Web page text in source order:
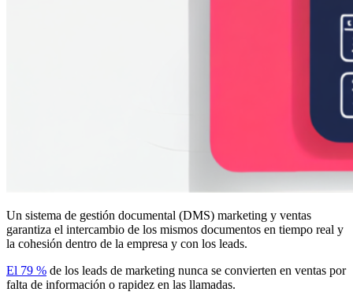
Un sistema de gestión documental (DMS) marketing y ventas
garantiza el intercambio de los mismos documentos en tiempo real y
la cohesión dentro de la empresa y con los leads.
El 79 % de los leads de marketing nunca se convierten en ventas por
falta de información o rapidez en las llamadas.